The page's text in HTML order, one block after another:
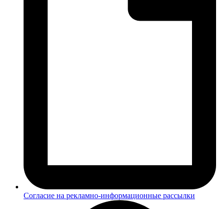
Согласие на рекламно-информационные рассылки